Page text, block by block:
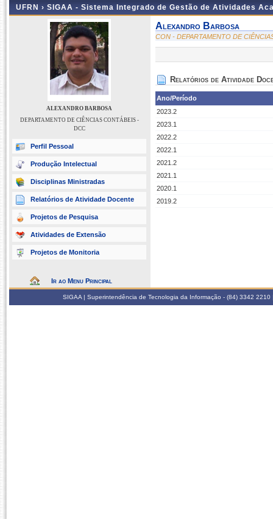
UFRN › SIGAA - Sistema Integrado de Gestão de Atividades
ALEXANDRO BARBOSA
DEPARTAMENTO DE CIÊNCIAS CONTÁBEIS -
DCC
Perfil Pessoal
Produção Intelectual
Disciplinas Ministradas
Relatórios de Atividade Docente
Projetos de Pesquisa
Atividades de Extensão
Projetos de Monitoria
Ir ao Menu Principal
Alexandro Barbosa
CON - DEPARTAMENTO DE
Relatórios de Atividade
Ano/Período
2023.2
2023.1
2022.2
2022.1
2021.2
2021.1
2020.1
2019.2
SIGAA | Superintendência de Tecnologia da Informação - (84) 3342